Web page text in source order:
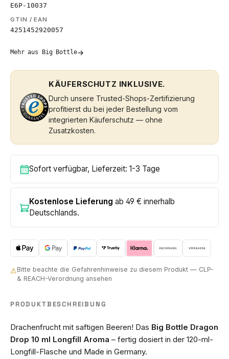
E6P-10037
GTIN / EAN
4251452920057
Mehr aus Big Bottle→
KÄUFERSCHUTZ INKLUSIVE.
Durch unsere Trusted-Shops-Zertifizierung
profitierst du bei jeder Bestellung vom
integrierten Käuferschutz — ohne
Zusatzkosten.
Sofort verfügbar, Lieferzeit: 1-3 Tage
Kostenlose Lieferung ab 49 € innerhalb
Deutschlands.
⚠Bitte beachte die Gefahrenhinweise zu diesem Produkt — CLP-
& REACH-Verordnung ansehen
PRODUKTBESCHREIBUNG
Drachenfrucht mit saftigen Beeren! Das Big Bottle Dragon
Drop 10 ml Longfill Aroma – fertig dosiert in der 120-ml-
Longfill-Flasche und Made in Germany.